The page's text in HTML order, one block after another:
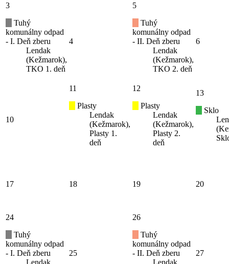
3
Tuhý
komunálny odpad
- I. Deň zberu
Lendak
(Kežmarok),
TKO 1. deň
4
5
Tuhý
komunálny odpad
- II. Deň zberu
Lendak
(Kežmarok),
TKO 2. deň
6
10
11
Plasty
Lendak
(Kežmarok),
Plasty 1.
deň
12
Plasty
Lendak
(Kežmarok),
Plasty 2.
deň
13
Sklo
17 18 19 20
24
Tuhý
komunálny odpad
- I. Deň zberu
Lendak
25
26
Tuhý
komunálny odpad
- II. Deň zberu
Lendak
27